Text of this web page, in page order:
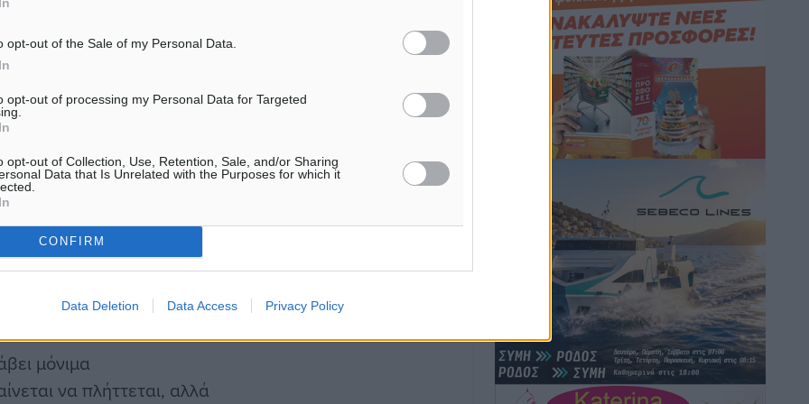
opt-out of the Sale of my Personal Data.
opt-out of processing my Personal Data for Targeted
opt-out of Collection, Use, Retention, Sale, and/or Sharing
Data that Is Unrelated with the Purposes for which it
CONFIRM
Data Deletion Data Access Privacy Policy
στιγμή. Έχουμε για
ενώ και τα ταξίδια
δεν είναι όπως τα
ο καταναλωτής»,
Ξενοδόχων,
για την
τουρισμός
Aegean Ευτύχης
μόνιμα
να πλήττεται, αλλά
Εθνική Ανδρών: Ραντεβού στο Telekom
Center Athens
πριν 2 ώρες
ΕΠΟ: Απέσυρε τη στήριξή της στην
υποψηφιότητα του Ινφαντίνο
Φοίβος Κω: Το «ευχαριστώ» για το 9ο
Kos 3X3 Basketball Festival
Αθλητικά• πριν 2 ώρες
6ο Kalymnos 3X3: Ολοκληρώθηκε με
μεγάλη επιτυχία, νικητές οι VAR!
Αθλητικά• πριν 2 ώρες